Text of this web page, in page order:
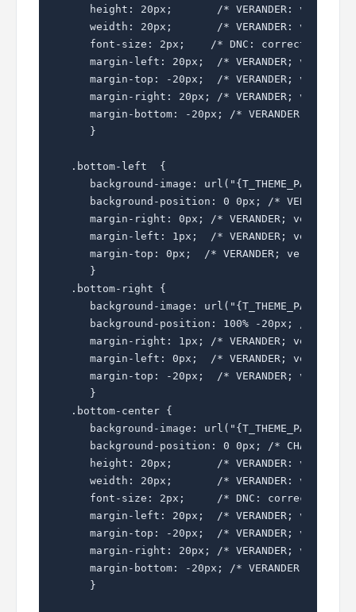
height: 20px;       /* VERANDER: vervang
weidth: 20px;       /* VERANDER: vervang
font-size: 2px;    /* DNC: correctie IE
margin-left: 20px;  /* VERANDER; vervang
margin-top: -20px;  /* VERANDER; vervang
margin-right: 20px; /* VERANDER; vervang
margin-bottom: -20px; /* VERANDER;
   }
.bottom-left  {
background-image: url("{T_THEME_PATH}/
background-position: 0 0px; /* VERANDER:
margin-right: 0px; /* VERANDER; vervang
margin-left: 1px;  /* VERANDER; vervang
margin-top: 0px;  /* VERANDER; vervang
   }
.bottom-right {
background-image: url("{T_THEME_PATH}/
background-position: 100% -20px; /*
margin-right: 1px; /* VERANDER; vervang
margin-left: 0px;  /* VERANDER; vervang
margin-top: -20px;  /* VERANDER; vervang
   }
.bottom-center {
background-image: url("{T_THEME_PATH}/
background-position: 0 0px; /* CHANGE:
height: 20px;       /* VERANDER: vervang
weidth: 20px;       /* VERANDER: vervang
font-size: 2px;     /* DNC: correctie IE
margin-left: 20px;  /* VERANDER; vervang
margin-top: -20px;  /* VERANDER; vervang
margin-right: 20px; /* VERANDER; vervang
margin-bottom: -20px; /* VERANDER;
   }